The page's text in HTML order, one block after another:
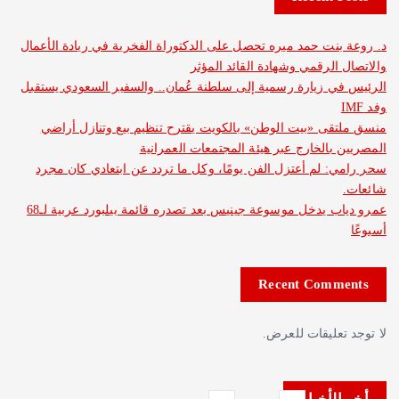
حمد ميره تحصل على الدكتوراة الفخرية في ريادة الأعمال
وشهادة القائد المؤثر
زيارة رسمية إلى سلطنة عُمان.. والسفير السعودي يستقبل
«بيت الوطن» بالكويت يقترح تنظيم بيع وتنازل أراضي
عبر هيئة المجتمعات العمرانية
لم أعتزل الفن يومًا، وكل ما تردد عن ابتعادي كان مجرد
عمرو دياب يدخل موسوعة جينيس بعد تصدره قائمة بيلبورد عربية لـ68
Recent
للعرض.